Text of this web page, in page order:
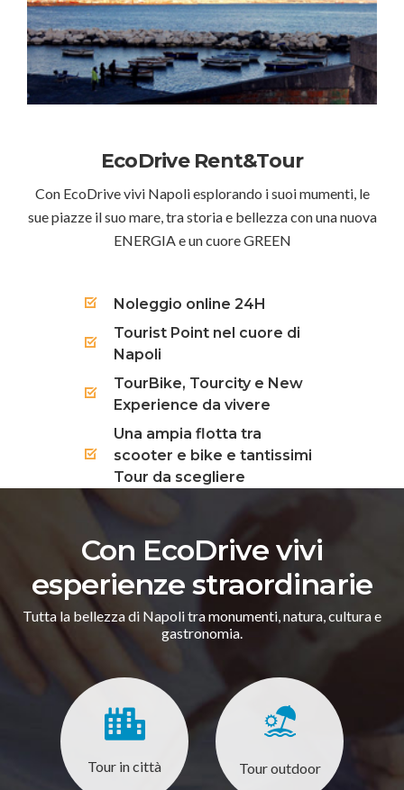
EcoDrive Rent&Tour
Con EcoDrive vivi Napoli esplorando i suoi mumenti, le
sue piazze il suo mare, tra storia e bellezza con una nuova
ENERGIA e un cuore GREEN
Noleggio online 24H
Tourist Point nel cuore di
Napoli
TourBike, Tourcity e New
Experience da vivere
Una ampia flotta tra
scooter e bike e tantissimi
Tour da scegliere
Con EcoDrive vivi
esperienze straordinarie
Tutta la bellezza di Napoli tra monumenti, natura, cultura e
gastronomia.
Tour in città Tour outdoor